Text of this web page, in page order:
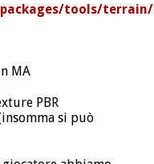
tools/
MA
PBR
si può